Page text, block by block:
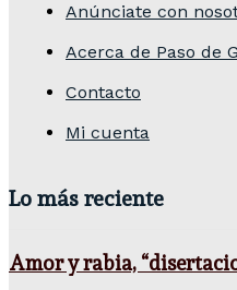
Anúnciate con
Acerca de Paso de
Contacto
Mi cuenta
Lo más reciente
Amor y rabia,